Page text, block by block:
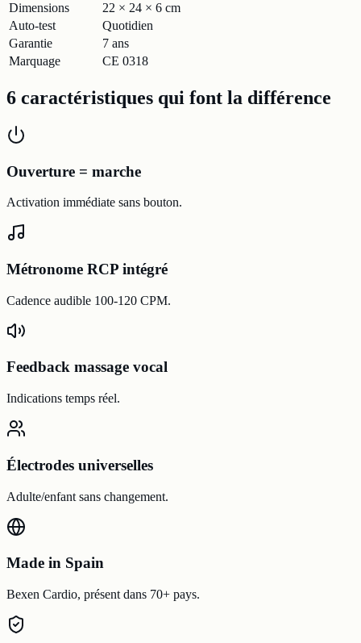
Dimensions
22 × 24 × 6 cm
Auto-test
Quotidien
Garantie
7 ans
Marquage
CE 0318
6 caractéristiques qui font la différence
Ouverture = marche
Activation immédiate sans bouton.
Métronome RCP intégré
Cadence audible 100-120 CPM.
Feedback massage vocal
Indications temps réel.
Électrodes universelles
Adulte/enfant sans changement.
Made in Spain
Bexen Cardio, présent dans 70+ pays.